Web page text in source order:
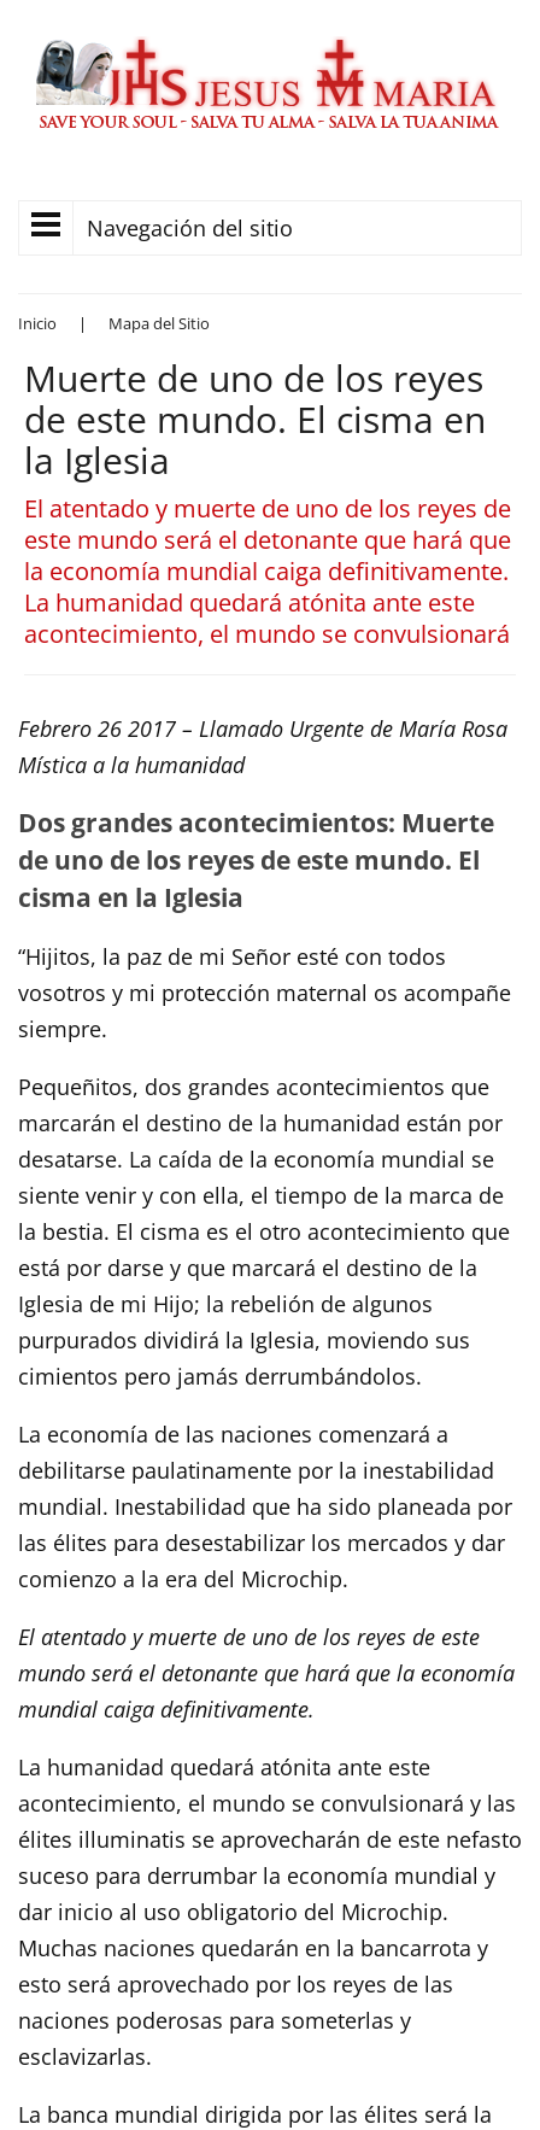
Navegación del sitio
Inicio | Mapa del Sitio
Muerte de uno de los reyes
de este mundo. El cisma en
la Iglesia
El atentado y muerte de uno de los reyes de
este mundo será el detonante que hará que
la economía mundial caiga definitivamente.
La humanidad quedará atónita ante este
acontecimiento, el mundo se convulsionará
Febrero 26 2017 – Llamado Urgente de María Rosa
Mística a la humanidad
Dos grandes acontecimientos: Muerte
de uno de los reyes de este mundo. El
cisma en la Iglesia
“Hijitos, la paz de mi Señor esté con todos
vosotros y mi protección maternal os acompañe
siempre.
Pequeñitos, dos grandes acontecimientos que
marcarán el destino de la humanidad están por
desatarse. La caída de la economía mundial se
siente venir y con ella, el tiempo de la marca de
la bestia. El cisma es el otro acontecimiento que
está por darse y que marcará el destino de la
Iglesia de mi Hijo; la rebelión de algunos
purpurados dividirá la Iglesia, moviendo sus
cimientos pero jamás derrumbándolos.
La economía de las naciones comenzará a
debilitarse paulatinamente por la inestabilidad
mundial. Inestabilidad que ha sido planeada por
las élites para desestabilizar los mercados y dar
comienzo a la era del Microchip.
El atentado y muerte de uno de los reyes de este
mundo será el detonante que hará que la economía
mundial caiga definitivamente.
La humanidad quedará atónita ante este
acontecimiento, el mundo se convulsionará y las
élites illuminatis se aprovecharán de este nefasto
suceso para derrumbar la economía mundial y
dar inicio al uso obligatorio del Microchip.
Muchas naciones quedarán en la bancarrota y
esto será aprovechado por los reyes de las
naciones poderosas para someterlas y
esclavizarlas.
La banca mundial dirigida por las élites será la